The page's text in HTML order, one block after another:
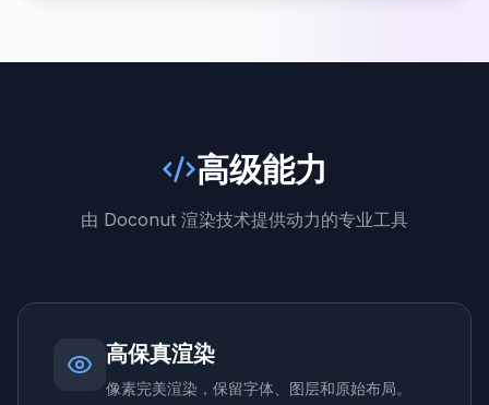
高级能力
由 Doconut 渲染技术提供动力的专业工具
高保真渲染
像素完美渲染，保留字体、图层和原始布局。